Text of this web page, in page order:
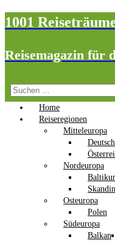
1001
Reisemagazin für
Suchen
nach:
Home
Reiseregionen
Mitteleuropa
Nordeuropa
Osteuropa
Polen
Südeuropa
Balkan